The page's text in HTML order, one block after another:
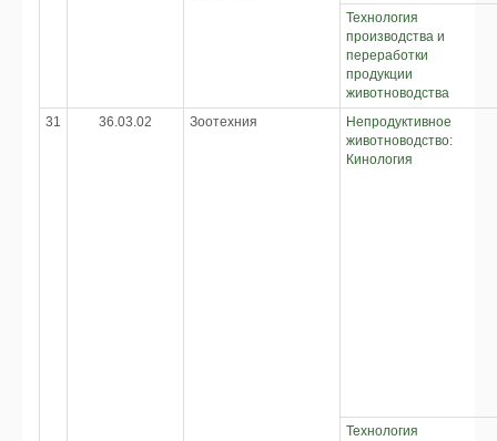
Технология
производства и
переработки
продукции
животноводства
31
36.03.02 Зоотехния
Непродуктивное
животноводство:
Кинология
Технология